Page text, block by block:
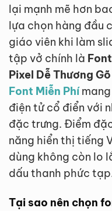
lại mạnh mẽ hơn
lựa chọn hàng đầu
giáo viên khi làm
tập vở chính là
Pixel Dễ Thương
Font Miễn Phímang
điện tử cổ điển với
đặc trưng. Điểm
năng hiển thị tiếng
dùng không còn lo
dấu thanh phức
Tại sao nên chọn